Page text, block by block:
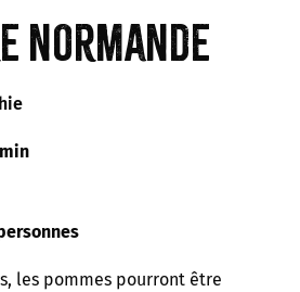
normande
les pommes pourront être